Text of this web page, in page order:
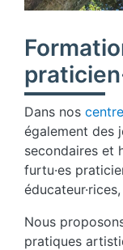
Dans nos
également des
secondaires et
furtu·es
Nous
pratiques